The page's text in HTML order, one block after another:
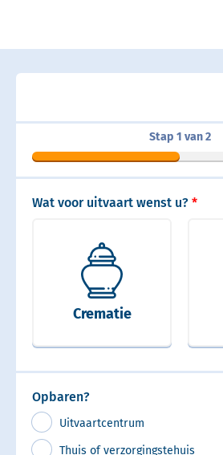
Stap 1 van 2
Wat voor uitvaart wenst u?
Crematie
Opbaren?
Uitvaartcentrum
Thuis of verzorgingstehuis